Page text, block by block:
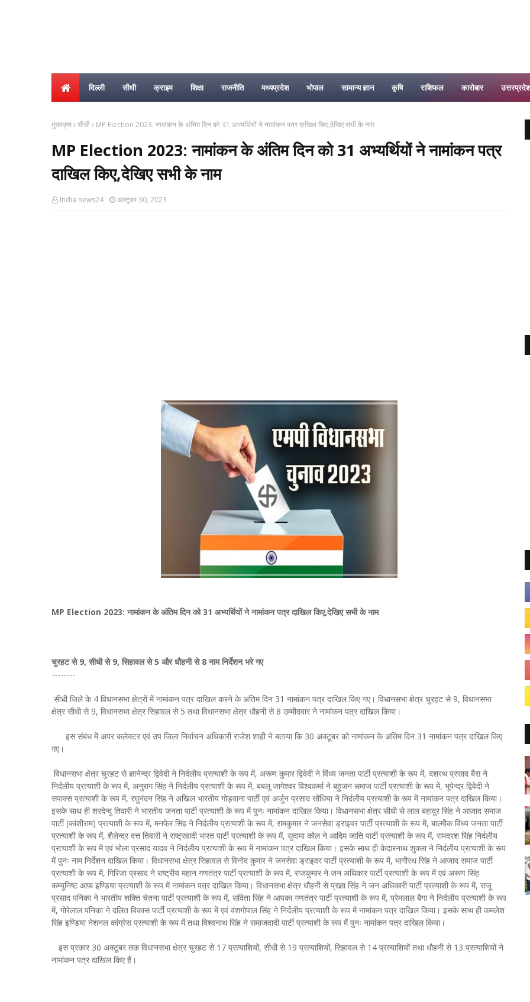
दिल्ली सीधी क्राइम शिक्षा राजनीति मध्यप्रदेश भोपाल सामान्य ज्ञान कृषि राशिफल कारोबार उत्तरप्रदेश
मुख्यपृष्ठ सीधी MP Election 2023: नामांकन के अंतिम दिन को 31 अभ्यर्थियों ने नामांकन पत्र दाखिल किए,देखिए सभी के नाम
MP Election 2023: नामांकन के अंतिम दिन को 31 अभ्यर्थियों ने नामांकन पत्र
दाखिल किए,देखिए सभी के नाम
India news24 अक्टूबर 30, 2023
MP Election 2023: नामांकन के अंतिम दिन को 31 अभ्यर्थियों ने नामांकन पत्र दाखिल किए,देखिए सभी के नाम
चुरहट से 9, सीधी से 9, सिहावल से 5 और धौहनी से 8 नाम निर्देशन भरे गए
--------
सीधी जिले के 4 विधानसभा क्षेत्रों में नामांकन पत्र दाखिल करने के अंतिम दिन 31 नामांकन पत्र दाखिल किए गए। विधानसभा क्षेत्र चुरहट से 9, विधानसभा
क्षेत्र सीधी से 9, विधानसभा क्षेत्र सिहावल से 5 तथा विधानसभा क्षेत्र धौहनी से 8 उम्मीदवार ने नामांकन पत्र दाखिल किया।
इस संबंध में अपर कलेक्टर एवं उप जिला निर्वाचन अधिकारी राजेश शाही ने बताया कि 30 अक्टूबर को नामांकन के अंतिम दिन 31 नामांकन पत्र दाखिल किए
गए।
विधानसभा क्षेत्र चुरहट से ज्ञानेन्द्र द्विवेदी ने निर्दलीय प्रत्याशी के रूप में, अरूण कुमार द्विवेदी ने विंध्य जनता पार्टी प्रत्याशी के रूप में, दशरथ प्रसाद बैस ने
निर्दलीय प्रत्याशी के रूप में, अनुराग सिंह ने निर्दलीय प्रत्याशी के रूप में, बबलू जागेश्वर विश्वकर्मा ने बहुजन समाज पार्टी प्रत्याशी के रूप में, भूपेन्द्र द्विवेदी ने
सपाक्स प्रत्याशी के रूप में, रघुनंदन सिंह ने अखिल भारतीय गोड़वाना पार्टी एवं अर्जुन प्रसाद सोंधिया ने निर्दलीय प्रत्याशी के रूप में नामांकन पत्र दाखिल किया।
इसके साथ ही शरदेन्दु तिवारी ने भारतीय जनता पार्टी प्रत्याशी के रूप में पुनः नामांकन दाखिल किया। विधानसभा क्षेत्र सीधी से लाल बहादुर सिंह ने आजाद समाज
पार्टी (कांशीराम) प्रत्याशी के रूप में, मनफेर सिंह ने निर्दलीय प्रत्याशी के रूप में, रामकुमार ने जनसेवा ड्राइवर पार्टी प्रत्याशी के रूप में, बाल्मीक विंध्य जनता पार्टी
प्रत्याशी के रूप में, शैलेन्द्र दत्त तिवारी ने राष्ट्रवादी भारत पार्टी प्रत्याशी के रूप में, सुदामा कोल ने आदिम जाति पार्टी प्रत्याशी के रूप में, रामदरश सिंह निर्दलीय
प्रत्याशी के रूप में एवं भोला प्रसाद यादव ने निर्दलीय प्रत्याशी के रूप में नामांकन पत्र दाखिल किया। इसके साथ ही केदारनाथ शुक्ला ने निर्दलीय प्रत्याशी के रूप
में पुनः नाम निर्देशन दाखिल किया। विधानसभा क्षेत्र सिहावल से विनोद कुमार ने जनसेवा ड्राइवर पार्टी प्रत्याशी के रूप में, भागीरथ सिंह ने आजाद समाज पार्टी
प्रत्याशी के रूप में, गिरिजा प्रसाद ने राष्ट्रीय महान गणतंत्र पार्टी प्रत्याशी के रूप में, राजकुमार ने जन अधिकार पार्टी प्रत्याशी के रूप में एवं अरूण सिंह
कम्युनिष्ट आफ इण्डिया प्रत्याशी के रूप में नामांकन पत्र दाखिल किया। विधानसभा क्षेत्र धौहनी से प्रज्ञा सिंह ने जन अधिकारी पार्टी प्रत्याशी के रूप में, राजू
प्रसाद पनिका ने भारतीय शक्ति चेतना पार्टी प्रत्याशी के रूप में, सविता सिंह ने आपका गणतंत्र पार्टी प्रत्याशी के रूप में, प्रेमलाल बैगा ने निर्दलीय प्रत्याशी के रूप
में, गोरेलाल पनिका ने दलित विकास पार्टी प्रत्याशी के रूप में एवं वंशगोपाल सिंह ने निर्दलीय प्रत्याशी के रूप में नामांकन पत्र दाखिल किया। इसके साथ ही कमलेश
सिंह इण्डिया नेशनल कांग्रेस प्रत्याशी के रूप में तथा विश्वनाथ सिंह ने समाजवादी पार्टी प्रत्याशी के रूप में पुनः नामांकन पत्र दाखिल किया।
इस प्रकार 30 अक्टूबर तक विधानसभा क्षेत्र चुरहट से 17 प्रत्याशियों, सीधी से 19 प्रत्याशियों, सिहावल से 14 प्रत्याशियों तथा धौहनी से 13 प्रत्याशियों ने
नामांकन पत्र दाखिल किए हैं।